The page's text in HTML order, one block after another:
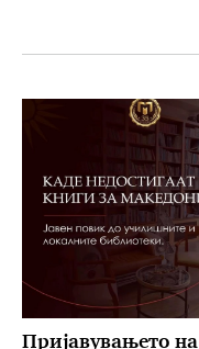
Пријавувањето на